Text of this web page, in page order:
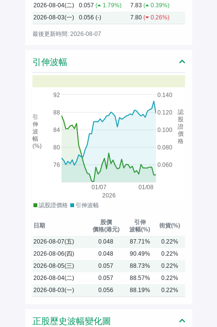
2026-08-04(二)
0.057 ( 1.79%) 7.83 (
0.39%)
2026-08-03(一)
0.056 (-) 7.80 ( 0.26%)
最後更新時間: 2026-08-07
引伸波幅
01/07 01/08
76
80
84
88
92
0.060
0.080
0.100
0.120
0.140
2026
引
伸
波
幅
(%)
認
股
證
價
格
認股證價格 引伸波幅
日期
股價
價格(港元)
引伸
波幅(%)
街貨(%)
2026-08-07(五) 0.048 87.71%
0.22%
2026-08-06(四)
0.048 90.49%
0.22%
2026-08-05(三)
0.057 88.73%
0.22%
2026-08-04(二)
0.057 88.57%
0.22%
2026-08-03(一)
0.056 88.19% 0.22%
正股歷史波幅變化圖